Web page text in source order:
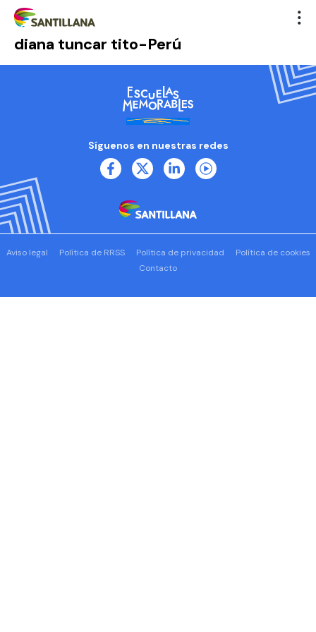
diana tuncar tito-Perú
Síguenos en nuestras redes
Aviso legal Política de RRSS Política de privacidad
Política de cookies
Contacto